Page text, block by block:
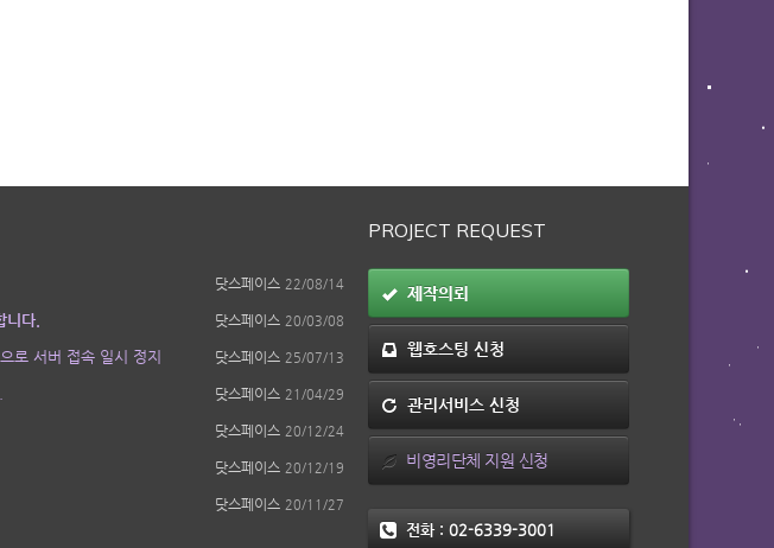
닷스페이스 22/08/14
다. 닷스페이스 20/03/08
로 서버 접속 일시 정지 닷스페이스 25/07/13
닷스페이스 21/04/29
닷스페이스 20/12/24
닷스페이스 20/12/19
닷스페이스 20/11/27
PROJECT REQUEST
제작의뢰
웹호스팅 신청
관리서비스 신청
비영리단체 지원 신청
전화 : 02-6339-3001